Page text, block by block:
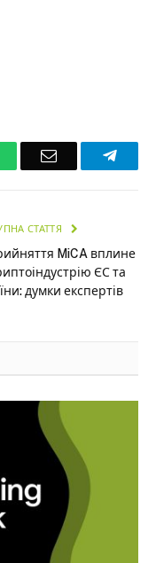
Email
СТАТТЯ
MiCA вплине
ЄС та
думки експертів